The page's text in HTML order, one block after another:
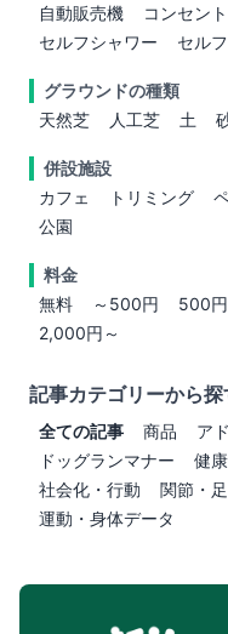
自動販売機
コンセント
セルフシャワー
セル
グラウンドの種類
天然芝
人工芝 土
併設施設
カフェ
トリミング
公園
料金
無料
～500円 500
2,000円～
記事カテゴリーから探
全ての記事 商品 ア
ドッグランマナー
健
社会化・行動
関節・
運動・身体データ